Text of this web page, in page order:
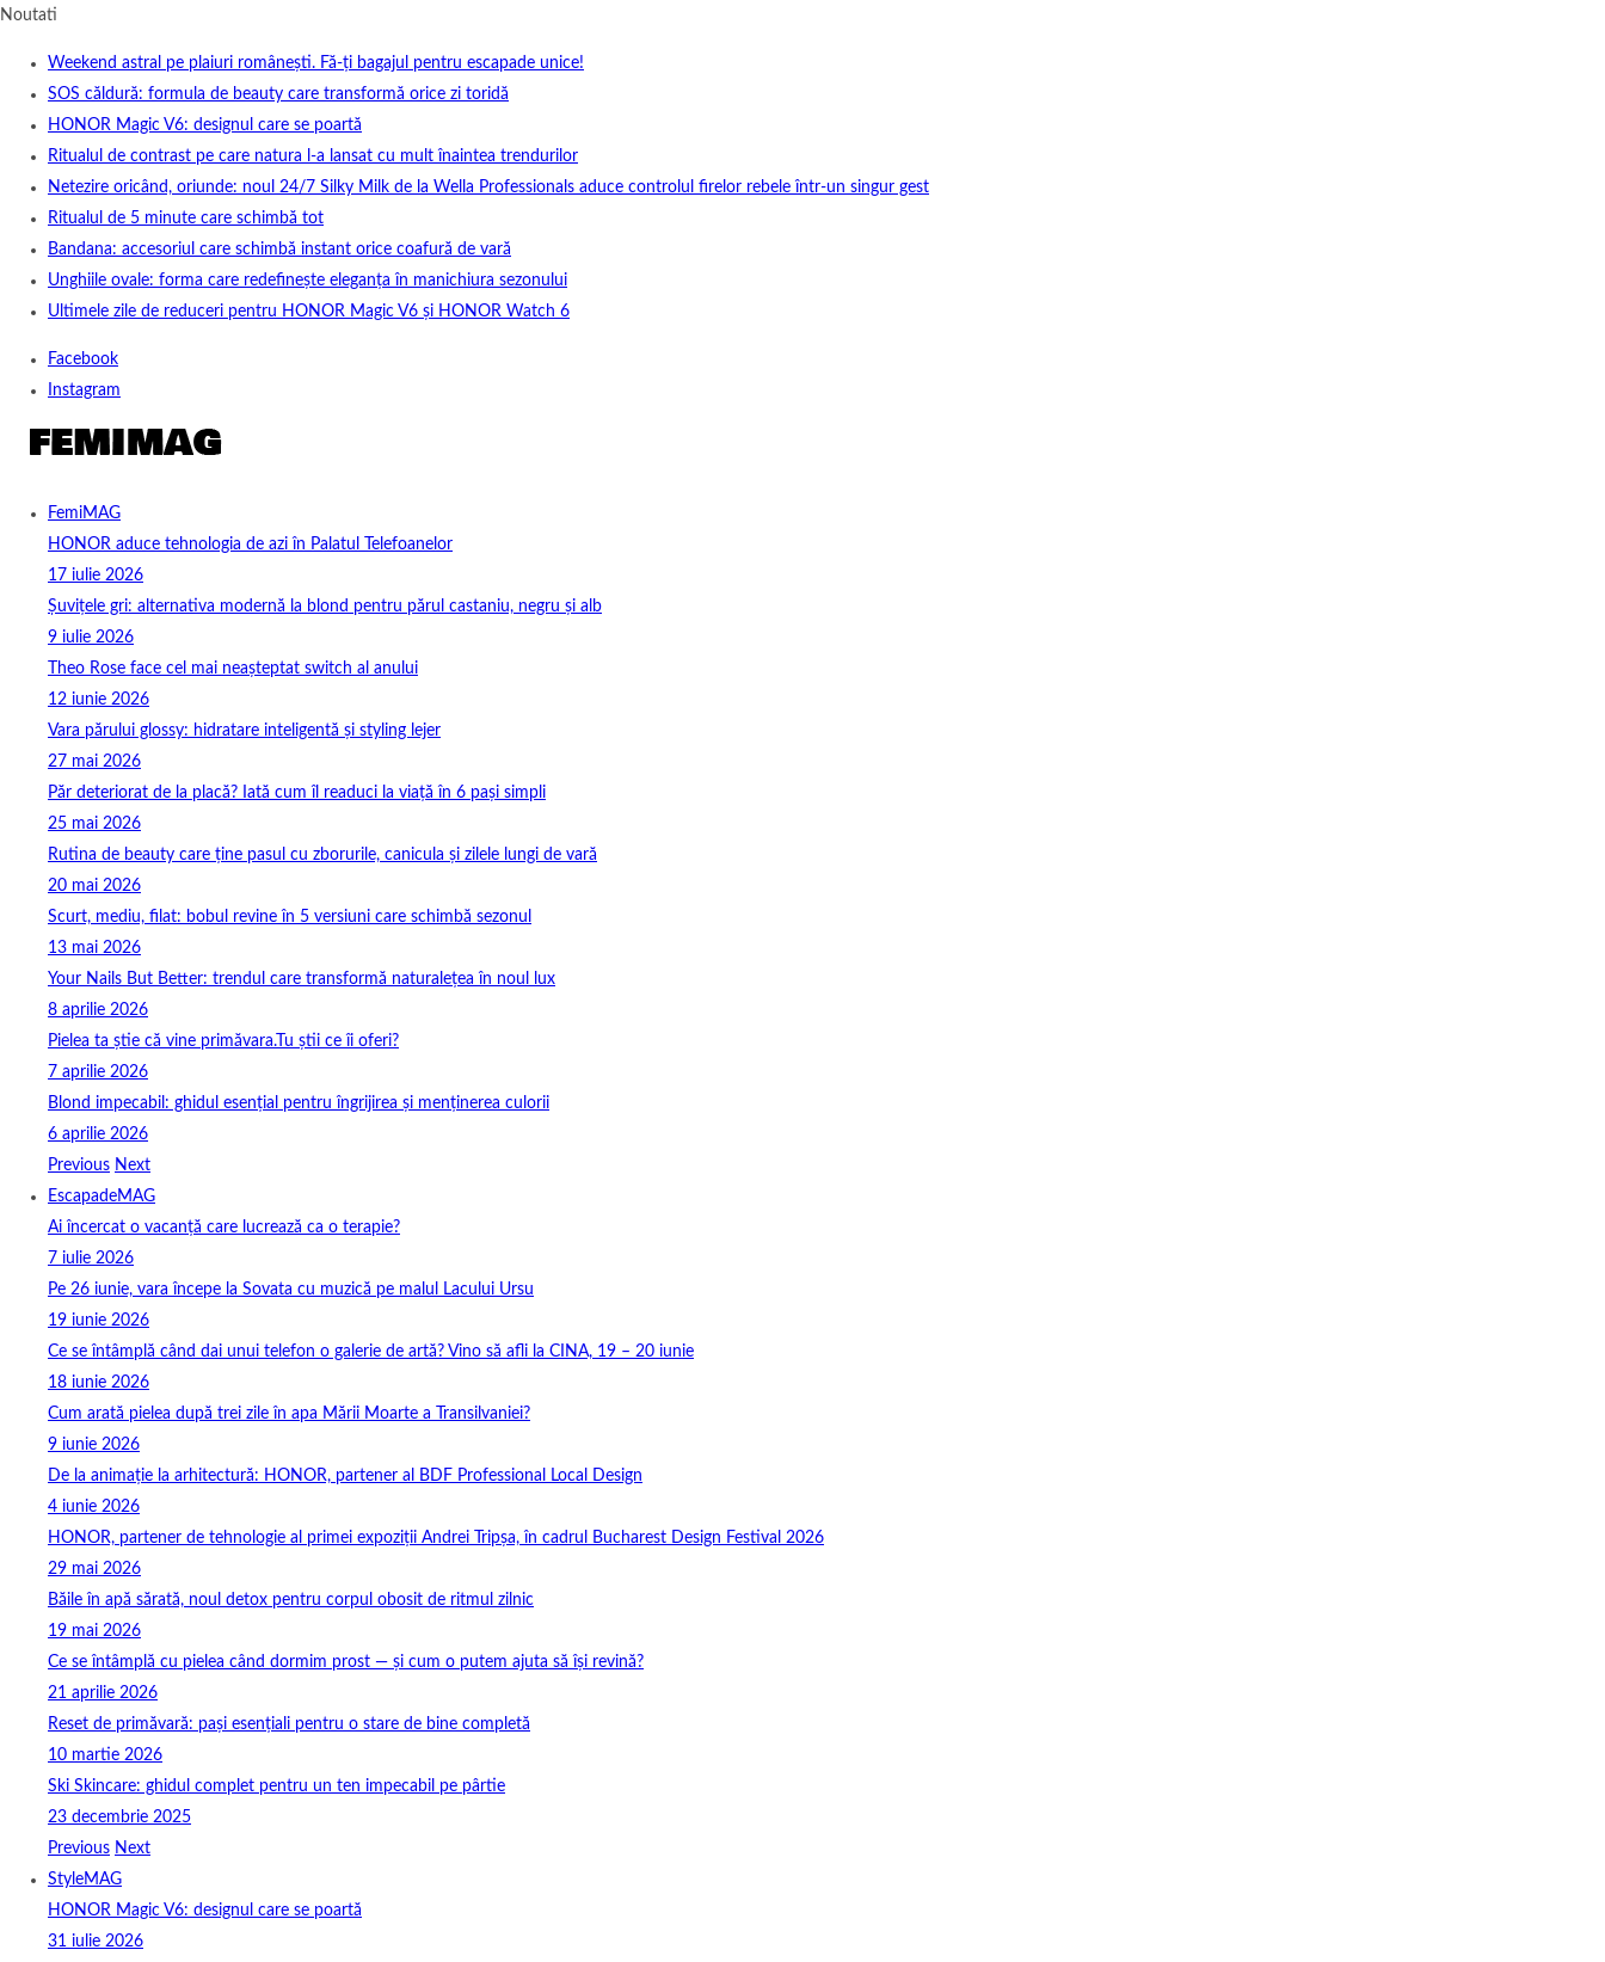
Noutati
Weekend astral pe plaiuri românești. Fă-ți bagajul pentru escapade unice!
SOS căldură: formula de beauty care transformă orice zi toridă
HONOR Magic V6: designul care se poartă
Ritualul de contrast pe care natura l-a lansat cu mult înaintea trendurilor
Netezire oricând, oriunde: noul 24/7 Silky Milk de la Wella Professionals aduce controlul firelor rebele într-un singur gest
Ritualul de 5 minute care schimbă tot
Bandana: accesoriul care schimbă instant orice coafură de vară
Unghiile ovale: forma care redefinește eleganța în manichiura sezonului
Ultimele zile de reduceri pentru HONOR Magic V6 și HONOR Watch 6
Facebook
Instagram
FemiMAG
HONOR aduce tehnologia de azi în Palatul Telefoanelor
17 iulie 2026
Șuvițele gri: alternativa modernă la blond pentru părul castaniu, negru și alb
9 iulie 2026
Theo Rose face cel mai neașteptat switch al anului
12 iunie 2026
Vara părului glossy: hidratare inteligentă și styling lejer
27 mai 2026
Păr deteriorat de la placă? Iată cum îl readuci la viață în 6 pași simpli
25 mai 2026
Rutina de beauty care ține pasul cu zborurile, canicula și zilele lungi de vară
20 mai 2026
Scurt, mediu, filat: bobul revine în 5 versiuni care schimbă sezonul
13 mai 2026
Your Nails But Better: trendul care transformă naturalețea în noul lux
8 aprilie 2026
Pielea ta știe că vine primăvara.Tu știi ce îi oferi?
7 aprilie 2026
Blond impecabil: ghidul esențial pentru îngrijirea și menținerea culorii
6 aprilie 2026
Previous Next
EscapadeMAG
Ai încercat o vacanță care lucrează ca o terapie?
7 iulie 2026
Pe 26 iunie, vara începe la Sovata cu muzică pe malul Lacului Ursu
19 iunie 2026
Ce se întâmplă când dai unui telefon o galerie de artă? Vino să afli la CINA, 19 – 20 iunie
18 iunie 2026
Cum arată pielea după trei zile în apa Mării Moarte a Transilvaniei?
9 iunie 2026
De la animație la arhitectură: HONOR, partener al BDF Professional Local Design
4 iunie 2026
HONOR, partener de tehnologie al primei expoziții Andrei Tripșa, în cadrul Bucharest Design Festival 2026
29 mai 2026
Băile în apă sărată, noul detox pentru corpul obosit de ritmul zilnic
19 mai 2026
Ce se întâmplă cu pielea când dormim prost — și cum o putem ajuta să își revină?
21 aprilie 2026
Reset de primăvară: pași esențiali pentru o stare de bine completă
10 martie 2026
Ski Skincare: ghidul complet pentru un ten impecabil pe pârtie
23 decembrie 2025
Previous Next
StyleMAG
HONOR Magic V6: designul care se poartă
31 iulie 2026